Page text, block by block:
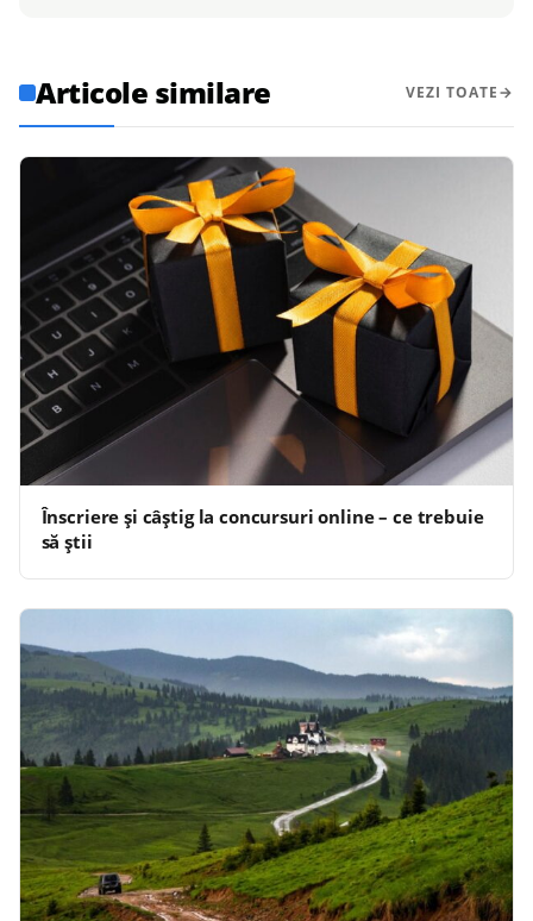
Articole similare VEZI TOATE
Înscriere și câștig la concursuri online – ce trebuie
să știi